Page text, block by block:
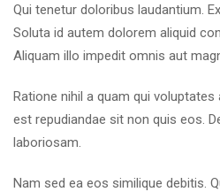
Qui tenetur doloribus laudantium.
Soluta id autem dolorem aliquid
Aliquam illo impedit omnis aut
Ratione nihil a quam qui
est repudiandae sit non quis eos.
laboriosam.
Nam sed ea eos similique debitis.